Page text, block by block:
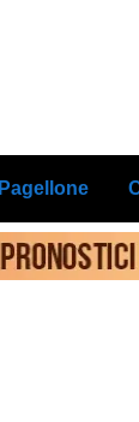
Pagellone